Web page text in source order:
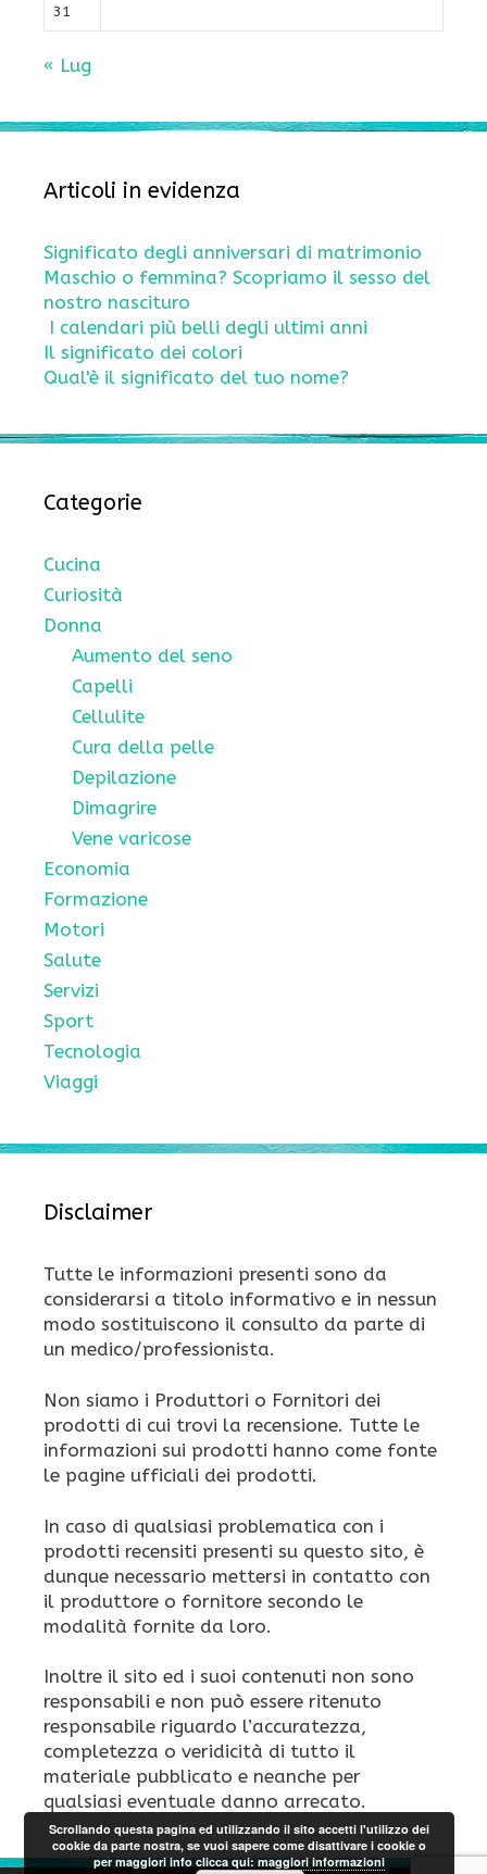
31
« Lug
Articoli in evidenza
Significato degli anniversari di matrimonio
Maschio o femmina? Scopriamo il sesso del
nostro nascituro
I calendari più belli degli ultimi anni
Il significato dei colori
Qual'è il significato del tuo nome?
Categorie
Cucina
Curiosità
Donna
Aumento del seno
Capelli
Cellulite
Cura della pelle
Depilazione
Dimagrire
Vene varicose
Economia
Formazione
Motori
Salute
Servizi
Sport
Tecnologia
Viaggi
Disclaimer
Tutte le informazioni presenti sono da
considerarsi a titolo informativo e in nessun
modo sostituiscono il consulto da parte di
un medico/professionista.
Non siamo i Produttori o Fornitori dei
prodotti di cui trovi la recensione. Tutte le
informazioni sui prodotti hanno come fonte
le pagine ufficiali dei prodotti.
In caso di qualsiasi problematica con i
prodotti recensiti presenti su questo sito, è
dunque necessario mettersi in contatto con
il produttore o fornitore secondo le
modalità fornite da loro.
Inoltre il sito ed i suoi contenuti non sono
responsabili e non può essere ritenuto
responsabile riguardo l’accuratezza,
completezza o veridicità di tutto il
materiale pubblicato e neanche per
qualsiasi eventuale danno arrecato.
Scrollando questa pagina ed utilizzando il sito accetti l'utilizzo dei
cookie da parte nostra, se vuoi sapere come disattivare i cookie o
per maggiori info clicca qui:maggiori informazioni